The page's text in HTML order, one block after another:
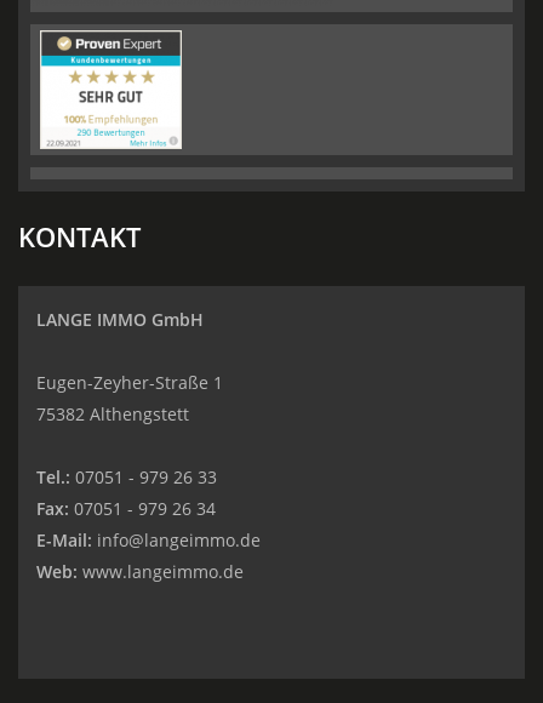
KONTAKT
LANGE IMMO GmbH
Eugen-Zeyher-Straße 1
75382 Althengstett
Tel.: 07051 - 979 26 33
Fax: 07051 - 979 26 34
E-Mail: info@langeimmo.de
Web: www.langeimmo.de